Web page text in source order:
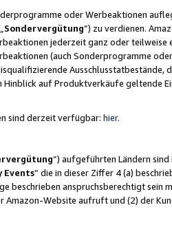
oder Werbeaktionen
Sondervergütung”) zu verdienen.
jederzeit ganz oder
(auch Sonderprogramme
Ausschlusstatbestände,
auf Produktverkäufe geltende
sind derzeit verfügbar: hier.
“) aufgeführten Ländern
Events“ die in dieser Ziffer 4 (a)
beschrieben anspruchsberechtigt sein
Amazon-Website aufruft und (2) der